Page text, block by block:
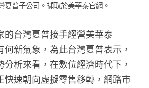
夏普子公司。擷取於美華泰官網。
的台灣夏普接手經營美華泰
新氣象，為此台灣夏普表示，
析來看，在數位經濟時代下，
快速朝向虛擬零售移轉，網路市